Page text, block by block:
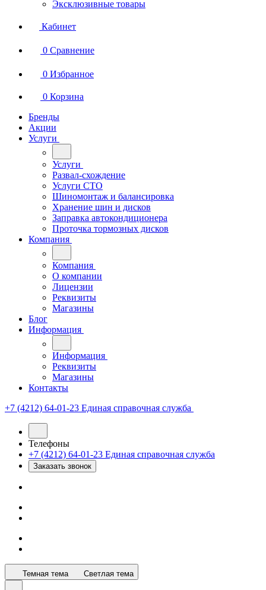
Эксклюзивные товары
Кабинет
0 Сравнение
0 Избранное
0 Корзина
Бренды
Акции
Услуги
Услуги
Развал-схождение
Услуги СТО
Шиномонтаж и балансировка
Хранение шин и дисков
Заправка автокондиционера
Проточка тормозных дисков
Компания
Компания
О компании
Лицензии
Реквизиты
Магазины
Блог
Информация
Информация
Реквизиты
Магазины
Контакты
+7 (4212) 64-01-23 Единая справочная служба
Телефоны
+7 (4212) 64-01-23 Единая справочная служба
Заказать звонок
Темная тема Светлая тема